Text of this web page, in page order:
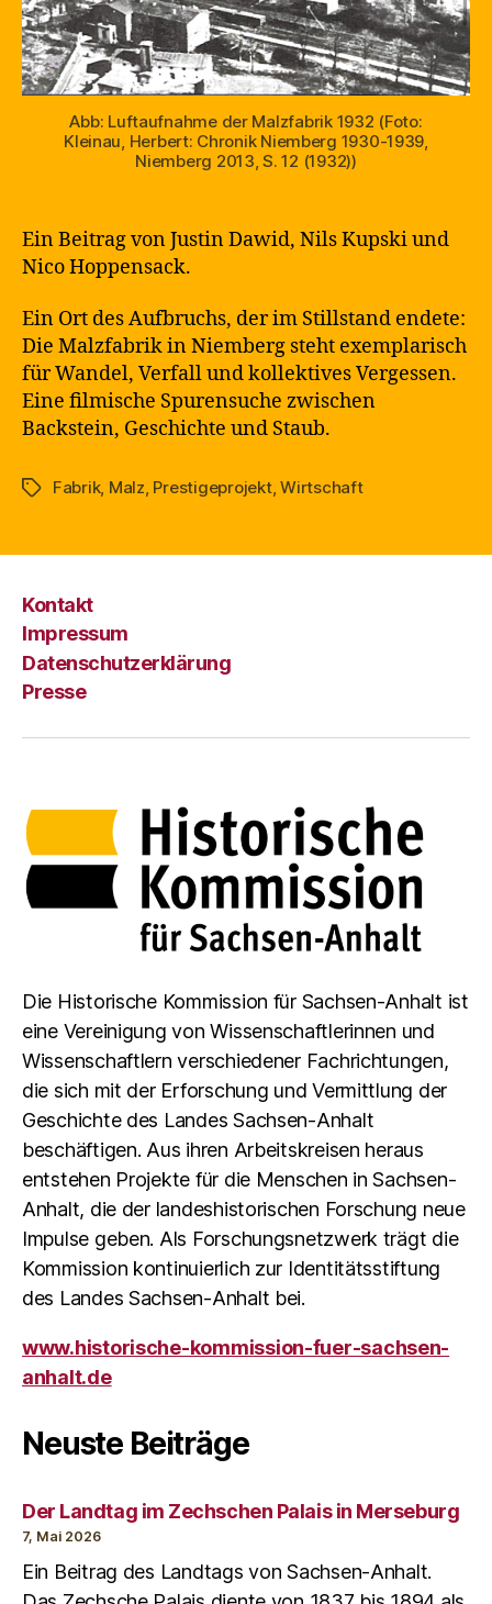
Abb: Luftaufnahme der Malzfabrik 1932 (Foto:
Kleinau, Herbert: Chronik Niemberg 1930-1939,
Niemberg 2013, S. 12 (1932))
Ein Beitrag von Justin Dawid, Nils Kupski und
Nico Hoppensack.
Ein Ort des Aufbruchs, der im Stillstand endete:
Die Malzfabrik in Niemberg steht exemplarisch
für Wandel, Verfall und kollektives Vergessen.
Eine filmische Spurensuche zwischen
Backstein, Geschichte und Staub.
Schlagwörter
Fabrik, Malz, Prestigeprojekt,Wirtschaft
Kontakt
Impressum
Datenschutzerklärung
Presse
Die Historische Kommission für Sachsen-Anhalt ist
eine Vereinigung von Wissenschaftlerinnen und
Wissenschaftlern verschiedener Fachrichtungen,
die sich mit der Erforschung und Vermittlung der
Geschichte des Landes Sachsen-Anhalt
beschäftigen. Aus ihren Arbeitskreisen heraus
entstehen Projekte für die Menschen in Sachsen-
Anhalt, die der landeshistorischen Forschung neue
Impulse geben. Als Forschungsnetzwerk trägt die
Kommission kontinuierlich zur Identitätsstiftung
des Landes Sachsen-Anhalt bei.
www.historische-kommission-fuer-sachsen-
anhalt.de
Neuste Beiträge
Der Landtag im Zechschen Palais in Merseburg
7, Mai 2026
Ein Beitrag des Landtags von Sachsen-Anhalt.